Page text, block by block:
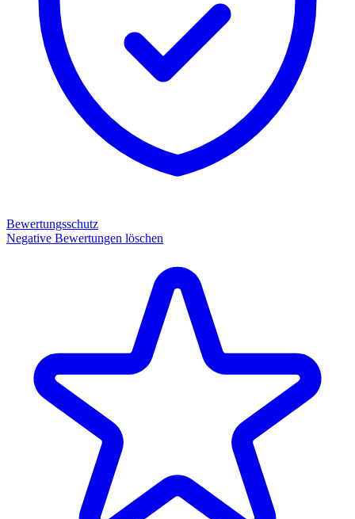
Bewertungsschutz
Negative Bewertungen löschen